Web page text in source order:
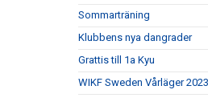
Sommarträning
Klubbens nya dangrader
Grattis till 1a Kyu
WIKF Sweden Vårläger